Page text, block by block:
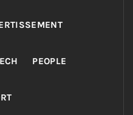
PEOPLE